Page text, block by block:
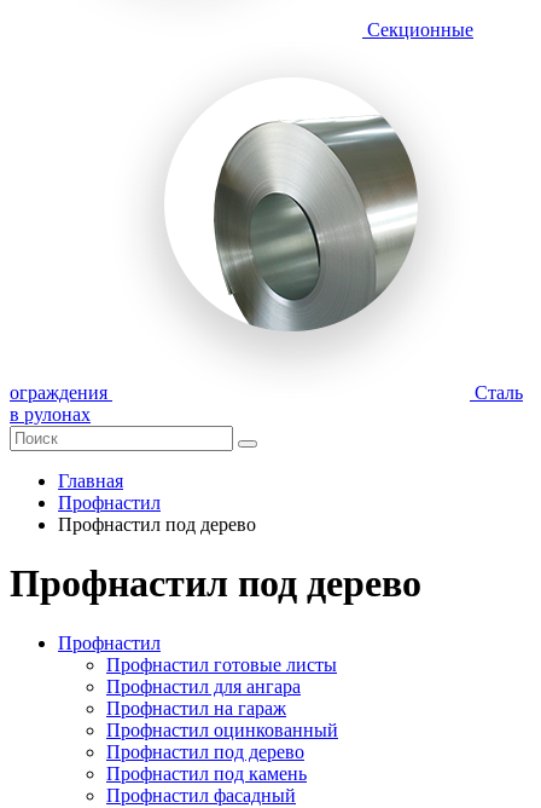
Секционные
ограждения
Сталь
в рулонах
Главная
Профнастил
Профнастил под дерево
Профнастил под дерево
Профнастил
Профнастил готовые листы
Профнастил для ангара
Профнастил на гараж
Профнастил оцинкованный
Профнастил под дерево
Профнастил под камень
Профнастил фасадный